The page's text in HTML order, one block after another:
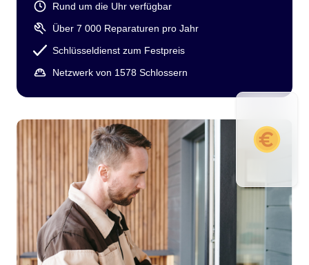
Rund um die Uhr verfügbar
Über 7 000 Reparaturen pro Jahr
Schlüsseldienst zum Festpreis
Netzwerk von 1578 Schlossern